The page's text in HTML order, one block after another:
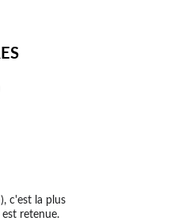
c'est la plus
retenue.